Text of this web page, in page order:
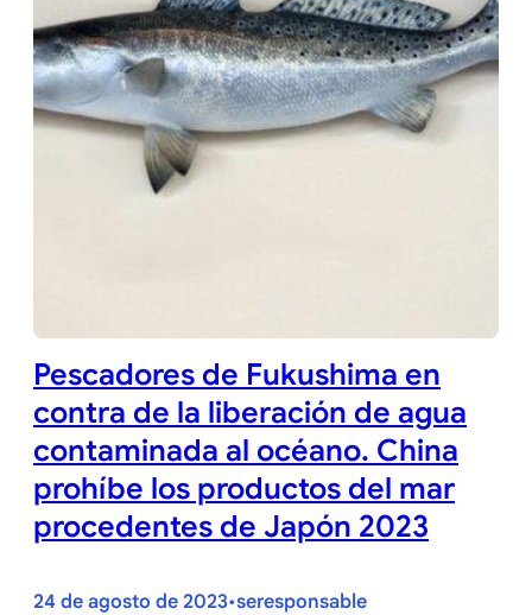
Pescadores de Fukushima en
contra de la liberación de agua
contaminada al océano. China
prohíbe los productos del mar
procedentes de Japón 2023
24 de agosto de 2023•seresponsable